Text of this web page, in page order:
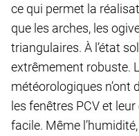
ce qui permet la
que les arches, les
triangulaires. À l’état
extrêmement robuste.
météorologiques n’ont
les fenêtres PCV et
facile. Même